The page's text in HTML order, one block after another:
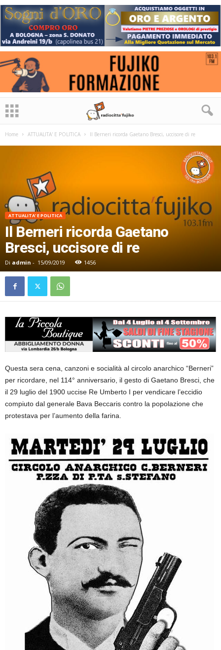
Home ATTUALITA' E POLITICA Il Berneri ricorda Gaetano Bresci, uccisore di re
ATTUALITA' E POLITICA
Il Berneri ricorda Gaetano
Bresci, uccisore di re
Di admin - 15/09/2019 1456
Questa sera cena, canzoni e socialità al circolo anarchico “Berneri”
per ricordare, nel 114° anniversario, il gesto di Gaetano Bresci, che
il 29 luglio del 1900 uccise Re Umberto I per vendicare l’eccidio
compiuto dal generale Bava Beccaris contro la popolazione che
protestava per l’aumento della farina.